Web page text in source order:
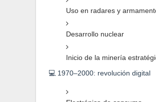
Uso en radares y
Desarrollo nuclear
Inicio de la minería
💻 1970–2000: revolución digital